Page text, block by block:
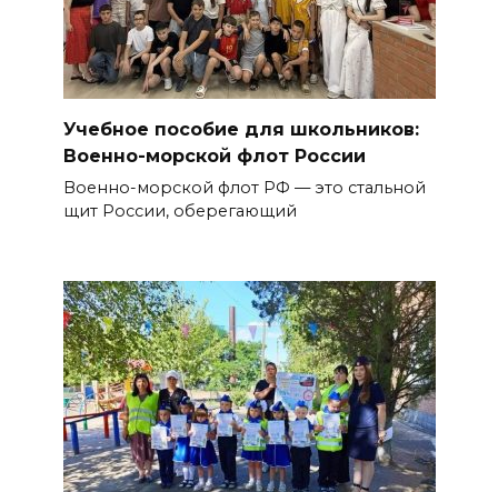
Учебное пособие для школьников:
Военно-морской флот России
Военно-морской флот РФ — это стальной
щит России, оберегающий